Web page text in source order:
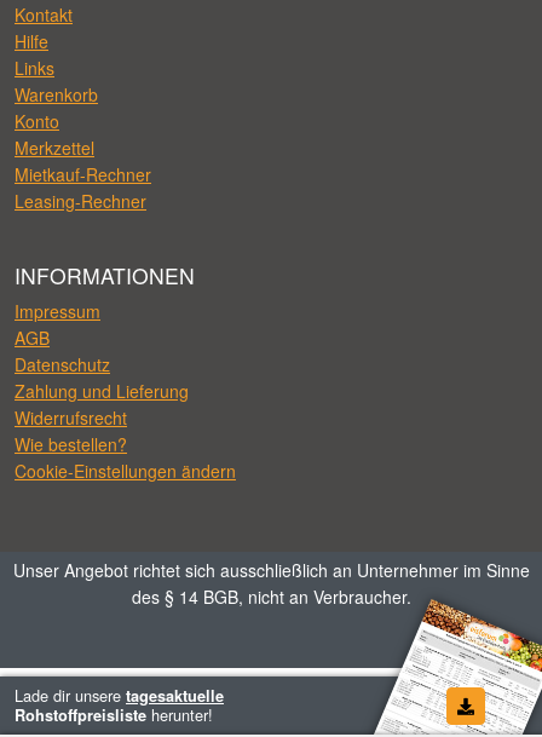
Kontakt
Hilfe
Links
Warenkorb
Konto
Merkzettel
Mietkauf-Rechner
Leasing-Rechner
INFORMATIONEN
Impressum
AGB
Datenschutz
Zahlung und Lieferung
Widerrufsrecht
Wie bestellen?
Cookie-Einstellungen ändern
Unser Angebot richtet sich ausschließlich an Unternehmer im Sinne
des § 14 BGB, nicht an Verbraucher.
Lade dir unsere tagesaktuelle
Rohstoffpreisliste herunter!